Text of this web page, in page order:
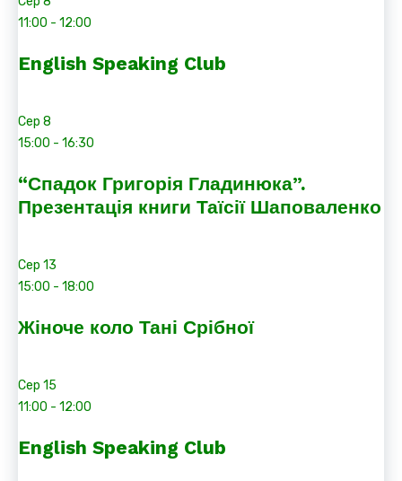
11:00 - 12:00
English Speaking Club
Сер 8
15:00 - 16:30
“Спадок Григорія Гладинюка”.
Презентація книги Таїсії Шаповаленко
Сер 13
15:00 - 18:00
Жіноче коло Тані Срібної
Сер 15
11:00 - 12:00
English Speaking Club